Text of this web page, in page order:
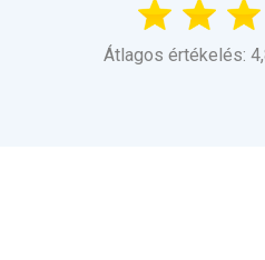
Átlagos értékelés: